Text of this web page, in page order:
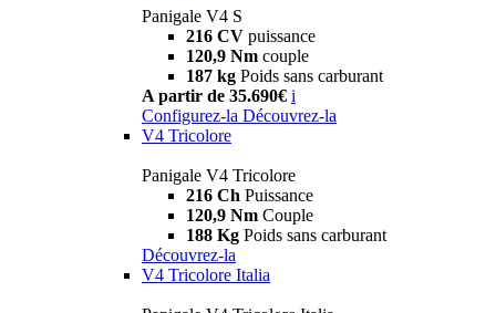
Panigale V4 S
216 CV puissance
120,9 Nm couple
187 kg Poids sans carburant
A partir de 35.690€ i
Configurez-la Découvrez-la
V4 Tricolore
Panigale V4 Tricolore
216 Ch Puissance
120,9 Nm Couple
188 Kg Poids sans carburant
Découvrez-la
V4 Tricolore Italia